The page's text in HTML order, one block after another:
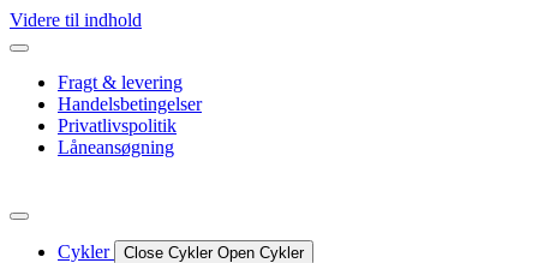
Videre til indhold
Fragt & levering
Handelsbetingelser
Privatlivspolitik
Låneansøgning
Cykler Close Cykler Open Cykler